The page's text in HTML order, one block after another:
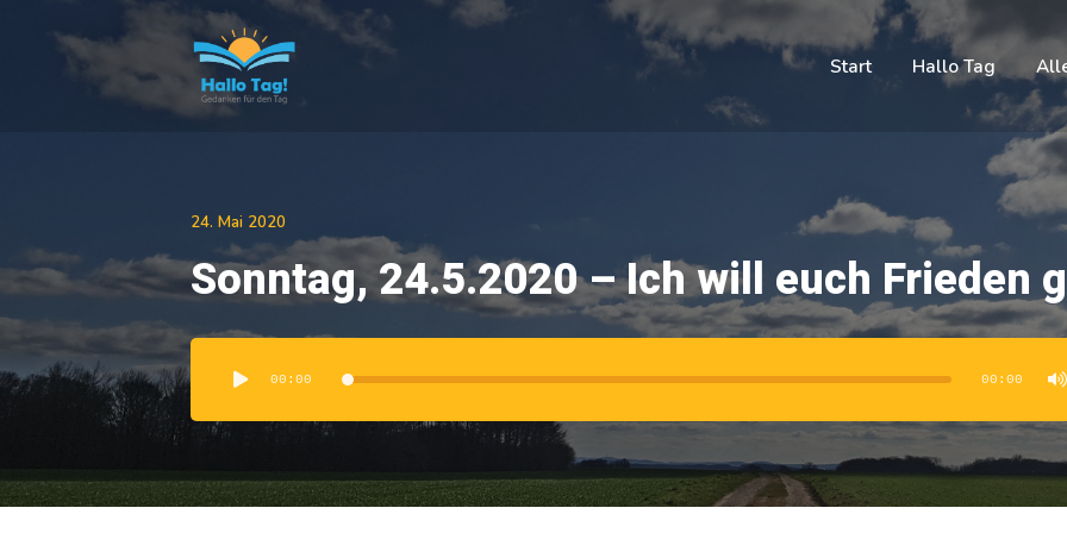
Start Hallo Tag
24. Mai 2020
Sonntag, 24.5.2020 – Ich will euch Frieden
Player00:00 00:00